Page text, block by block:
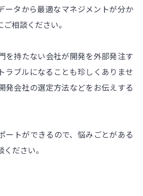
ータから最適なマネジメントが分か
相談ください。
を持たない会社が開発を外部発注す
ラブルになることも珍しくありませ
発会社の選定方法などをお伝えする
ートができるので、悩みごとがある
ださい。